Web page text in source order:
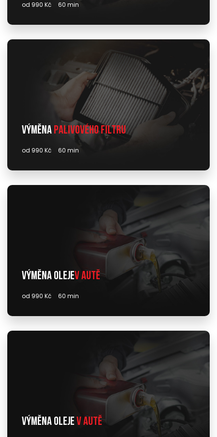
od 990 Kč 60 min
Výměna palivového filtru
od 990 Kč 60 min
Výměna olejev autě
od 990 Kč 60 min
Výměna oleje v autě